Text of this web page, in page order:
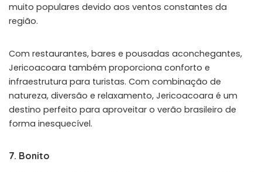
muito populares devido aos ventos constantes da
região.
Com restaurantes, bares e pousadas aconchegantes,
Jericoacoara também proporciona conforto e
infraestrutura para turistas. Com combinação de
natureza, diversão e relaxamento, Jericoacoara é um
destino perfeito para aproveitar o verão brasileiro de
forma inesquecível.
7. Bonito